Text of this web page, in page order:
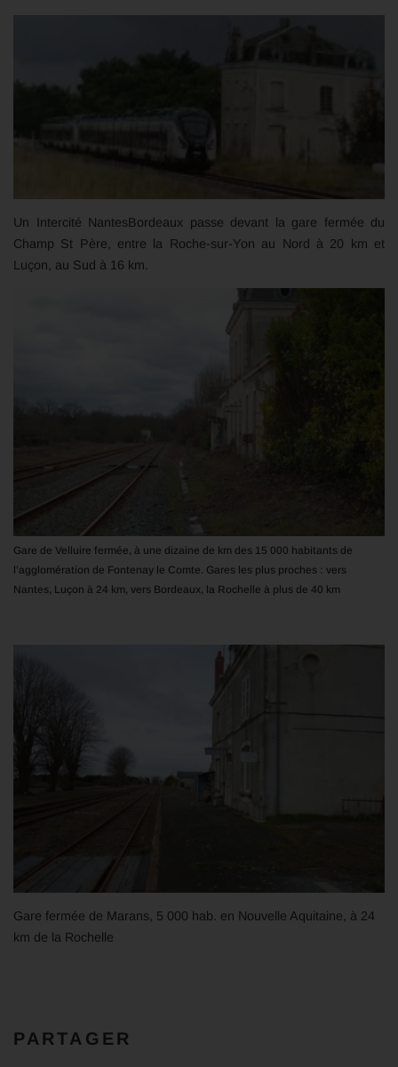
Un Intercité NantesBordeaux passe devant la gare fermée du
Champ St Père, entre la Roche-sur-Yon au Nord à 20 km et
Luçon, au Sud à 16 km.
Gare de Velluire fermée, à une dizaine de km des 15 000 habitants de
l’agglomération de Fontenay le Comte. Gares les plus proches : vers
Nantes, Luçon à 24 km, vers Bordeaux, la Rochelle à plus de 40 km
Gare fermée de Marans, 5 000 hab. en Nouvelle Aquitaine, à 24
km de la Rochelle
PARTAGER